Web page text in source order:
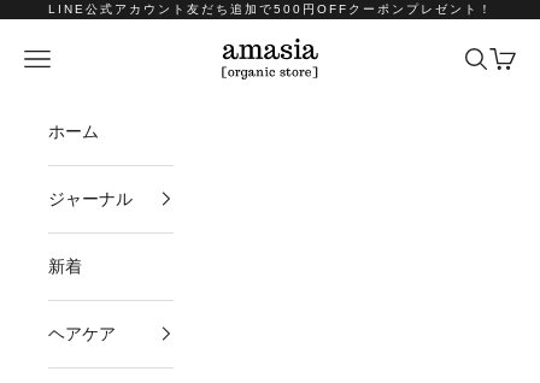
コンテンツへスキップ
LINE公式アカウント友だち追加で500円OFFクーポンプレゼント！
amasia organic store
メニュー 検索カート
ホーム
ジャーナル
新着
ヘアケア